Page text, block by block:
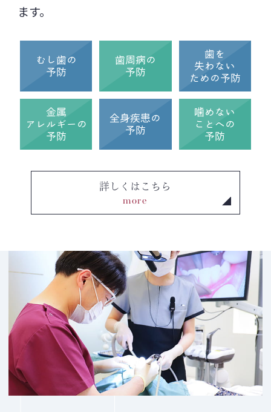
月曜日 ～ 金曜日: 午前
午後13:30
17:00
日曜日・祝日: 休診
新しい診療時間は、2025年2月17日（月）
より適用されます。
皆様にはご不便をおかけいたしますが、よ
り良い診療サービスを提供するための措置
でございますので、何卒ご理解とご協力を
賜りますようお願い申し上げます。
何かご不明点やご質問がございましたら、
院長 武蔵 章
2024.12.23
年末年始休診のお知らせ
平素より当院をご利用いただき、誠にあり
がとうございます。
誠に勝手ながら、年末年始の期間は以下の
通り休診とさせていただきます。
休診期間
ます。
むし歯の
予防
歯周病の
予防
歯を
失わない
ための予防
金属
アレルギーの
予防
全身疾患の
予防
噛めない
ことへの
予防
詳しくはこちら
more